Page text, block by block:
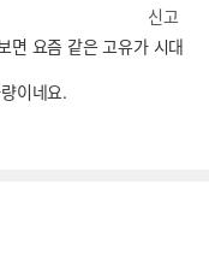
신고
면 요즘 같은 고유가 시대
이네요.